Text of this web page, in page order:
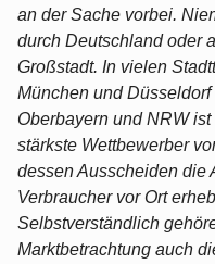
an der Sache vorbei.
durch Deutschland oder
Großstadt. In vielen
München und
Oberbayern und NRW
stärkste Wettbewerber
dessen Ausscheiden die
Verbraucher vor Ort
Selbstverständlich
Marktbetrachtung auch